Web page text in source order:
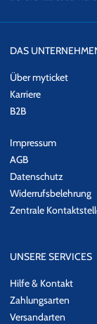
DAS
Über myticket
Karriere
B2B
Impressum
AGB
Datenschutz
Widerrufsbelehrung
Zentrale
UNSERE SERVICES
Hilfe & Kontakt
Zahlungsarten
Versandarten